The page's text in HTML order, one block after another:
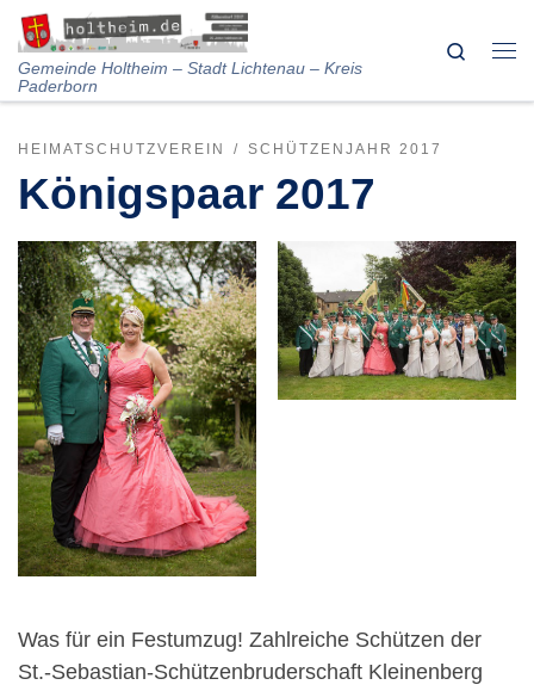
Skip to content
Gemeinde Holtheim – Stadt Lichtenau – Kreis
Paderborn
Search
HEIMATSCHUTZVEREIN SCHÜTZENJAHR 2017
Königspaar 2017
Was für ein Festumzug! Zahlreiche Schützen der
St.-Sebastian-Schützenbruderschaft Kleinenberg